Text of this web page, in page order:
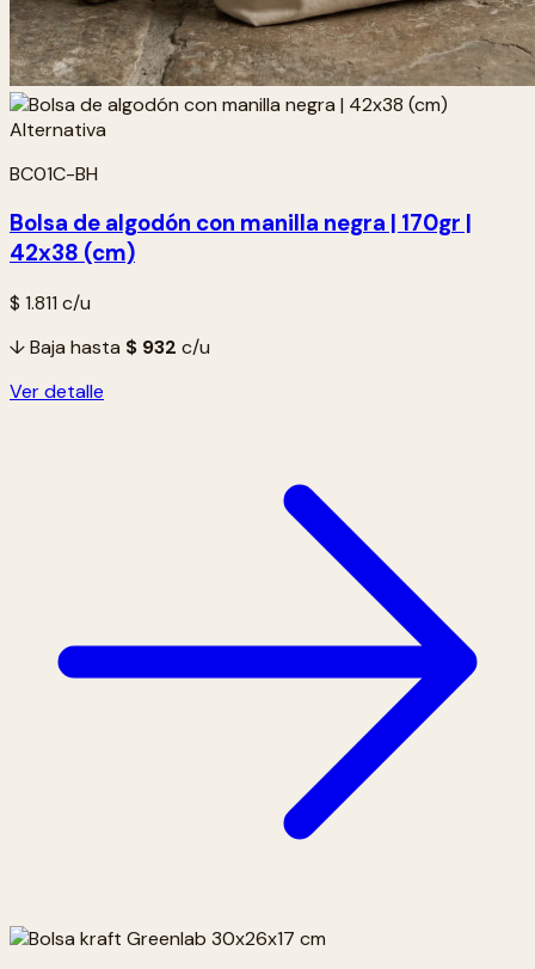
BC01C-BH
Bolsa de algodón con manilla negra | 170gr |
42x38 (cm)
$ 1.811 c/u
↓ Baja hasta $ 932 c/u
Ver detalle